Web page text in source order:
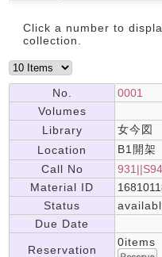
Click a number to
collection.
No.
0001
Volumes
Library
女今図
Location
B1開架
Call No
Material ID
Status
Due Date
Reservation
0items